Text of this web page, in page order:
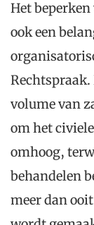
Het
ook een
Rechtspraak.
volume van
om het
omhoog,
behandelen
meer dan